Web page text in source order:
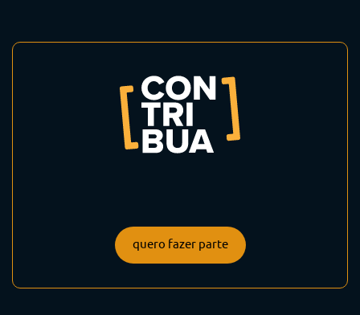
quero fazer parte